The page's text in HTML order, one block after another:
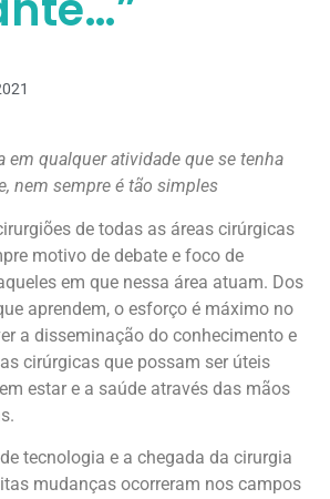
em qualquer atividade que se tenha
nem sempre é tão simples
de todas as áreas cirúrgicas
motivo de debate e foco de
em que nessa área atuam. Dos
aprendem, o esforço é máximo no
a disseminação do conhecimento e
cirúrgicas que possam ser úteis
estar e a saúde através das mãos
tecnologia e a chegada da cirurgia
mudanças ocorreram nos campos